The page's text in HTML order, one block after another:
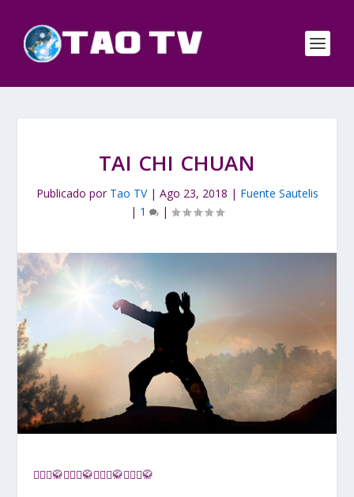
TAI CHI CHUAN
Publicado por Tao TV| Ago 23, 2018 | Fuente Sautelis
| 1 |
🧘🏼‍♀🥋🧘🏼‍♀🥋🧘🏼‍♀🥋🧘🏼‍♀🥋